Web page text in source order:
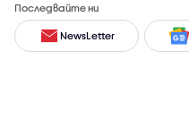
Последвайте ни
NewsLetter